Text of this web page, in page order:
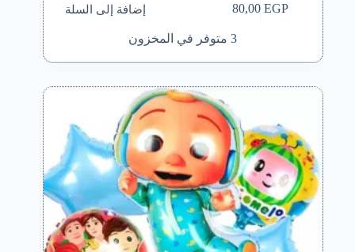
80,00EGP إضافة إلى السلة
3 متوفر في المخزون